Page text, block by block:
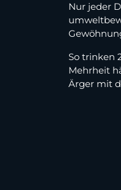
Nur jeder
So trinken
Mehrheit
Ärger mit